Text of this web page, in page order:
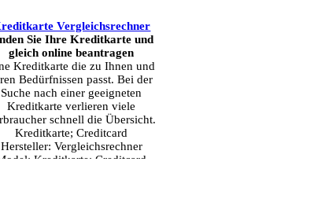
Vergleichsrechner
Sie Ihre Kreditkarte und
gleich online beantragen
Kreditkarte die zu Ihnen und
Bedürfnissen passt. Bei der
Suche nach einer geeigneten
Kreditkarte verlieren viele
schnell die Übersicht.
Kreditkarte; Creditcard
Hersteller: Vergleichsrechner
Kreditkarte; Creditcard